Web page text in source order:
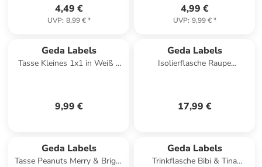
4,49 €
UVP: 8,99 €*
4,99 €
UVP: 9,99 €*
Geda Labels
Tasse Kleines 1x1 in Weiß -
9,99 €
Geda Labels
Isolierflasche Raupe
17,99 €
Geda Labels
Tasse Peanuts Merry & Bright
Geda Labels
Trinkflasche Bibi & Tina